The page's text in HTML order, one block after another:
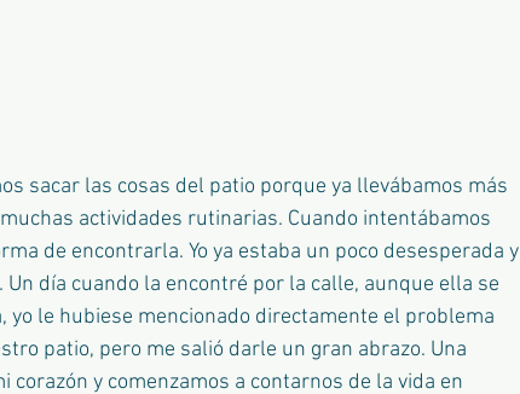
sacar las cosas del patio porque ya llevábamos más
actividades rutinarias. Cuando intentábamos
de encontrarla. Yo ya estaba un poco desesperada y
día cuando la encontré por la calle, aunque ella se
yo le hubiese mencionado directamente el problema
patio, pero me salió darle un gran abrazo. Una
corazón y comenzamos a contarnos de la vida en